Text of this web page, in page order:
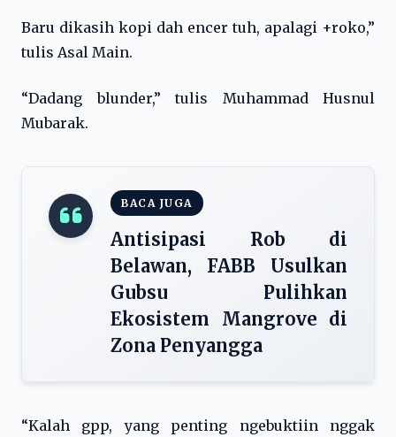
Baru dikasih kopi dah encer tuh, apalagi +roko,”
tulis Asal Main.
“Dadang blunder,” tulis Muhammad Husnul
Mubarak.
BACA JUGA
Antisipasi Rob di
Belawan, FABB Usulkan
Gubsu Pulihkan
Ekosistem Mangrove di
Zona Penyangga
“Kalah gpp, yang penting ngebuktiin nggak